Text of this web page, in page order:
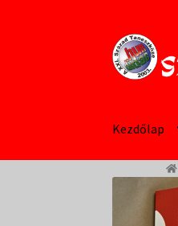
Ugrás
a
navigációhoz
Kilépés
a
tartalomba
Kezdőlap